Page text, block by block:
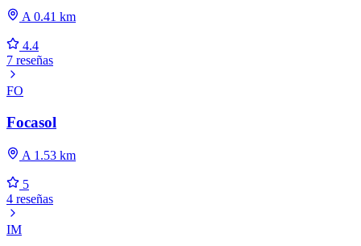
A 0.41 km
4.4
7 reseñas
FO
Focasol
A 1.53 km
5
4 reseñas
IM